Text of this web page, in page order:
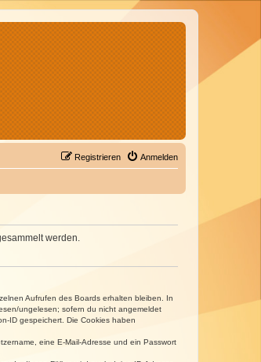
Anmelden
Registrieren
werden.
Aufrufen des Boards erhalten bleiben. In
ungelesen; sofern du nicht angemeldet
ID gespeichert. Die Cookies haben
eine E-Mail-Adresse und ein Passwort